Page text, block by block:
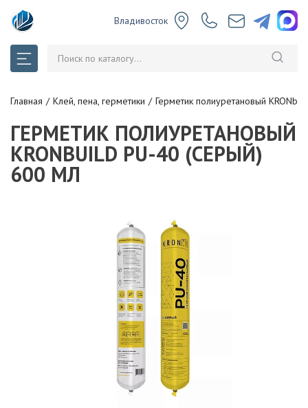
Владивосток
Главная Клей, пена, герметики Герметик полиуретановый
ГЕРМЕТИК ПОЛИУРЕТАНОВЫЙ
KRONBUILD PU-40 (СЕРЫЙ)
600 МЛ